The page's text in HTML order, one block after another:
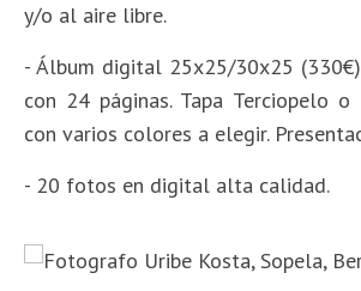
y/o al aire libre.
- Álbum digital 25x25/30x25
con 24 páginas. Tapa Terciopelo
con varios colores a elegir.
- 20 fotos en digital alta calidad.